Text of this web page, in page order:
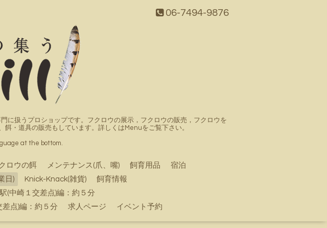
06-7494-9876
に扱うプロショップです。フクロウの展示，フクロウの販売，フクロウを
・道具の販売もしています。詳しくはMenuをご覧下さい。
at the bottom.
ロウの餌 メンテナンス(爪、嘴) 飼育用品
宿泊
日) Knick-Knack(雑貨)
飼育情報
(中崎１交差点)編：約５分
点)編：約５分
求人ページ イベント予約